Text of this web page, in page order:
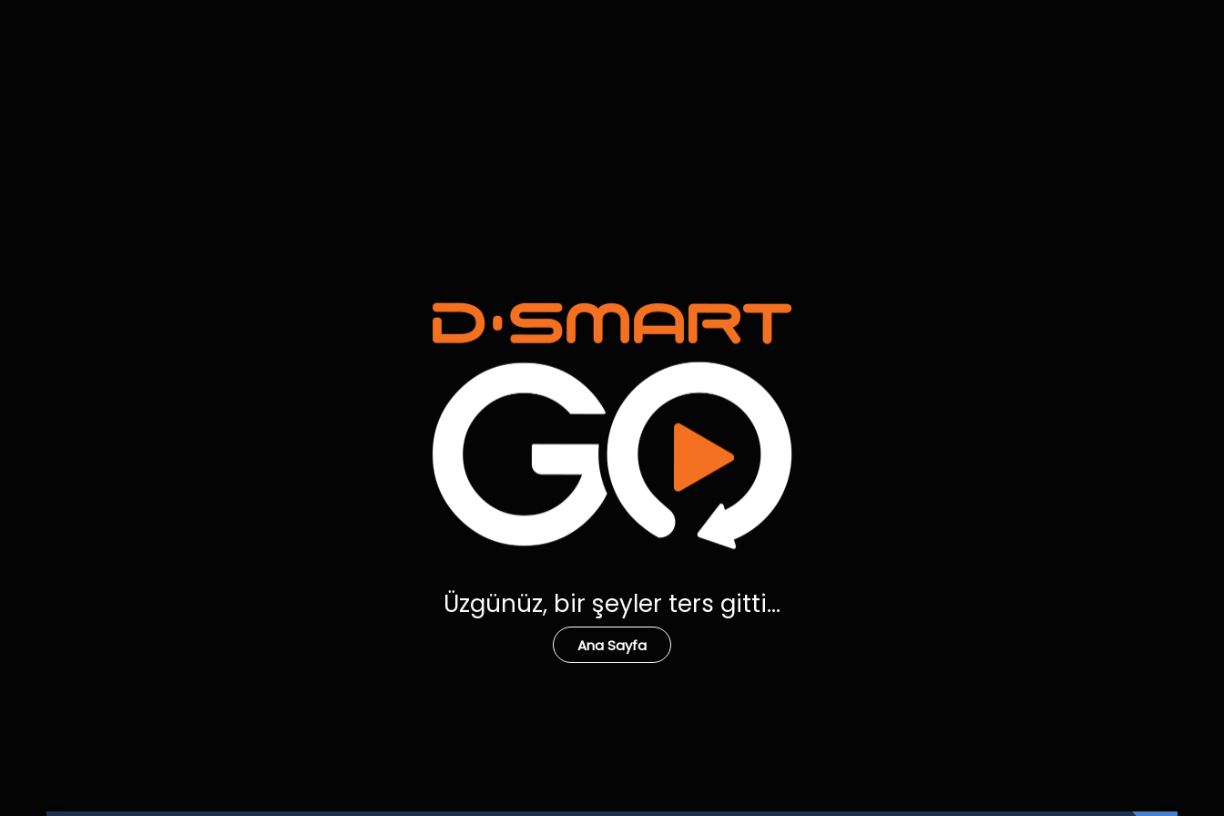
Üzgünüz, bir şeyler ters gitti...
Ana Sayfa